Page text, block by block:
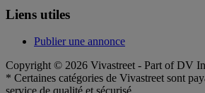
Liens utiles
Publier une annonce
Copyright © 2026 Vivastreet - Part of DV
* Certaines catégories de Vivastreet sont